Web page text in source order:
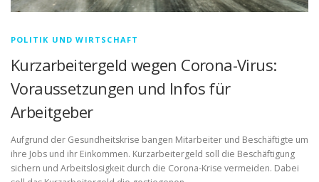
POLITIK UND WIRTSCHAFT
Kurzarbeitergeld wegen Corona-Virus:
Voraussetzungen und Infos für
Arbeitgeber
Aufgrund der Gesundheitskrise bangen Mitarbeiter und Beschäftigte um
ihre Jobs und ihr Einkommen. Kurzarbeitergeld soll die Beschäftigung
sichern und Arbeitslosigkeit durch die Corona-Krise vermeiden. Dabei